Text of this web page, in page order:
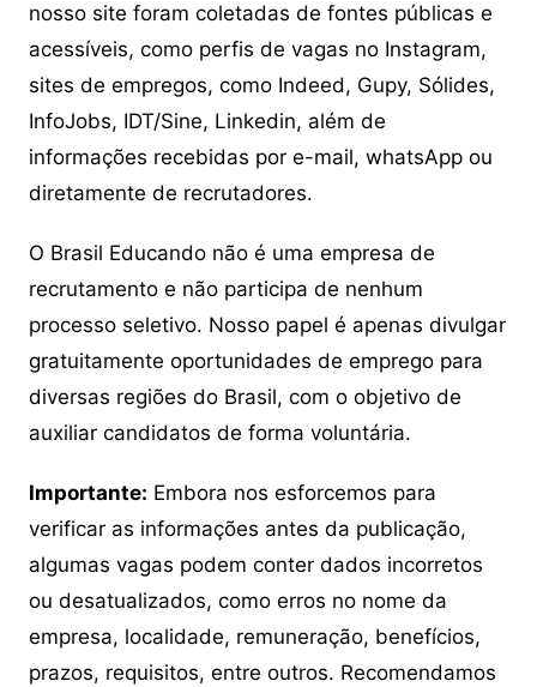
nosso site foram coletadas de fontes públicas e
acessíveis, como perfis de vagas no Instagram,
sites de empregos, como Indeed, Gupy, Sólides,
InfoJobs, IDT/Sine, Linkedin, além de
informações recebidas por e-mail, whatsApp ou
diretamente de recrutadores.
O Brasil Educando não é uma empresa de
recrutamento e não participa de nenhum
processo seletivo. Nosso papel é apenas divulgar
gratuitamente oportunidades de emprego para
diversas regiões do Brasil, com o objetivo de
auxiliar candidatos de forma voluntária.
Importante: Embora nos esforcemos para
verificar as informações antes da publicação,
algumas vagas podem conter dados incorretos
ou desatualizados, como erros no nome da
empresa, localidade, remuneração, benefícios,
prazos, requisitos, entre outros. Recomendamos